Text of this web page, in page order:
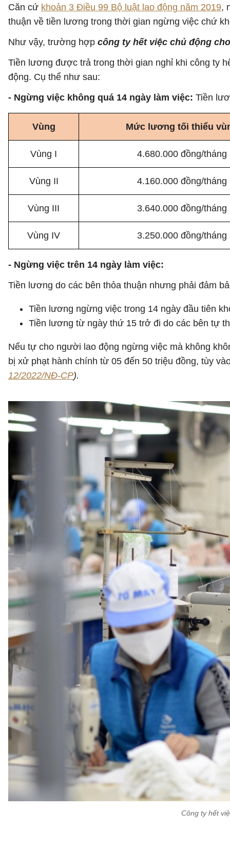
Căn cứ khoản 3 Điều 99 Bộ luật lao động năm 2019,
thuận về tiền lương trong thời gian ngừng việc chứ
Như vậy, trường hợp công ty hết việc chủ động
Tiền lương được trả trong thời gian nghỉ khi công ty
động. Cụ thể như sau:
- Ngừng việc không quá 14 ngày làm việc: Tiền
Vùng Mức lương tối thiểu
Vùng I 4.680.000 đồng/tháng
Vùng II 4.160.000 đồng/tháng
Vùng III 3.640.000 đồng/tháng
Vùng IV 3.250.000 đồng/tháng
- Ngừng việc trên 14 ngày làm việc:
Tiền lương do các bên thỏa thuận nhưng phải đảm
Tiền lương ngừng việc trong 14 ngày đầu tiên
Tiền lương từ ngày thứ 15 trở đi do các bên tự
Nếu tự cho người lao động ngừng việc mà không
bị xử phạt hành chính từ 05 đến 50 triệu đồng, tùy
12/2022/NĐ-CP).
Công ty hết